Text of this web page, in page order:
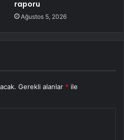
raporu
Ağustos 5, 2026
Gerekli alanlar * ile